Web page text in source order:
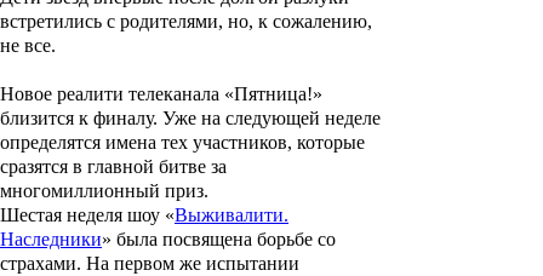
встретились с родителями, но, к сожалению,
не все.
Новое реалити телеканала «Пятница!»
близится к финалу. Уже на следующей неделе
определятся имена тех участников, которые
сразятся в главной битве за
многомиллионный приз.
Шестая неделя шоу «Выживалити.
Наследники» была посвящена борьбе со
страхами. На первом же испытании